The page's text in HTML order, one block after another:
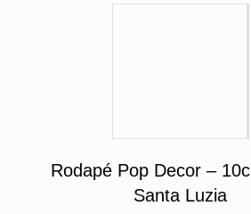
Rodapé Pop Decor –
Santa Luzia